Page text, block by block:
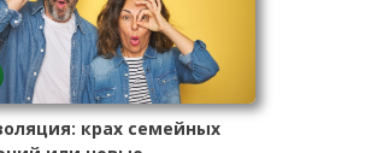
крах семейных